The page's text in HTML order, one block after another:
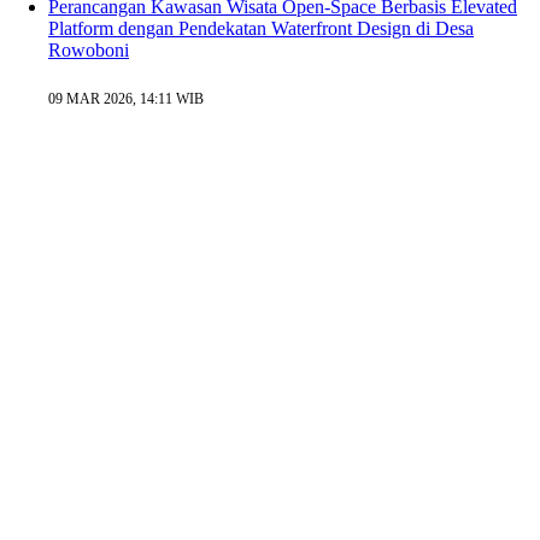
Perancangan Kawasan Wisata Open-Space Berbasis Elevated
Platform dengan Pendekatan Waterfront Design di Desa
Rowoboni
09 MAR 2026, 14:11 WIB